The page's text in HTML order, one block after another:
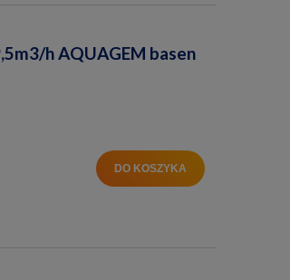
h AQUAGEM basen
DO KOSZYKA